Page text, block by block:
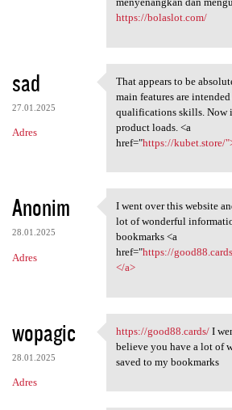
https://bolaslot.com/
sad
27.01.2025
Adres
That appears to be
That appears to be
main features are
qualifications skills. Now
product loads. <a
href="https://kubet.store/
Anonim
28.01.2025
Adres
I went over this
I went over this website
lot of wonderful
bookmarks <a
href="https://
</a>
wopagic
28.01.2025
Adres
https://
https://good88.cards/I
believe you have a lot of
saved to my bookmarks